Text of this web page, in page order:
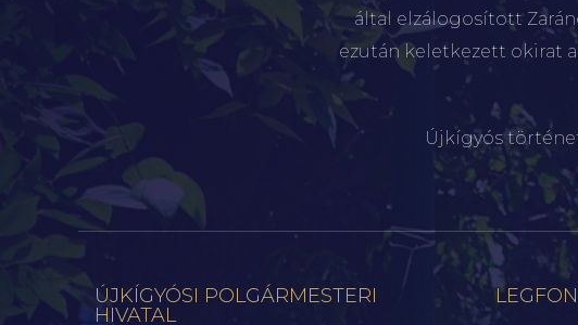
által elzálogosított
ezután keletkezett okirat
Újkígyós
ÚJKÍGYÓSI POLGÁRMESTERI
HIVATAL